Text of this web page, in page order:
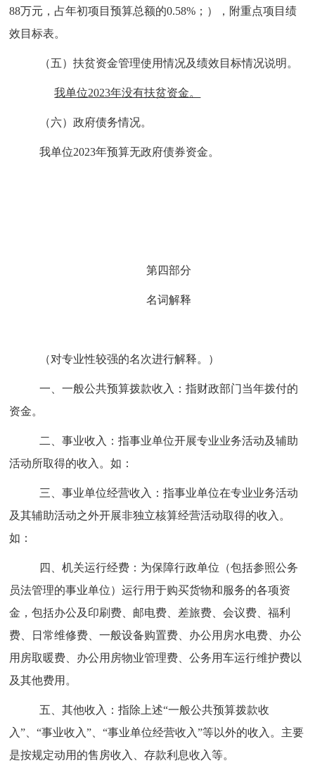
88万元，占年初项目预算总额的0.58%； ），附重点项目绩
效目标表。
（五）扶贫资金管理使用情况及绩效目标情况说明。
我单位2023年没有扶贫资金。
（六）政府债务情况。
我单位2023年预算无政府债券资金。
第四部分
名词解释
（对专业性较强的名次进行解释。）
一、一般公共预算拨款收入：指财政部门当年拨付的
资金。
二、事业收入：指事业单位开展专业业务活动及辅助
活动所取得的收入。如：
三、事业单位经营收入：指事业单位在专业业务活动
及其辅助活动之外开展非独立核算经营活动取得的收入。
如：
四 、机关运行经费： 为保障行政单位（包括参照公务
员法管理的事业单位）运行用于购买货物和服务的各项资
金，包括办公及印刷费、邮电费、差旅费、会议费、福利
费、日常维修费、一般设备购置费、办公用房水电费、办公
用房取暖费、办公用房物业管理费、公务用车运行维护费以
及其他费用。
五 、其他收入：指除上述“一般公共预算拨款收
入”、“事业收入”、“事业单位经营收入”等以外的收入。主要
是按规定动用的售房收入、存款利息收入等。